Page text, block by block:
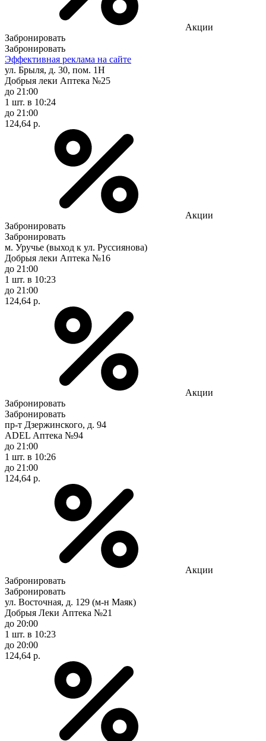
Акции
Забронировать
Забронировать
Эффективная реклама на сайте
ул. Брыля, д. 30, пом. 1Н
Добрыя леки Аптека №25
до 21:00
1 шт. в 10:24
до 21:00
124,64 р.
Акции
Забронировать
Забронировать
м. Уручье (выход к ул. Руссиянова)
Добрыя леки Аптека №16
до 21:00
1 шт. в 10:23
до 21:00
124,64 р.
Акции
Забронировать
Забронировать
пр-т Дзержинского, д. 94
ADEL Аптека №94
до 21:00
1 шт. в 10:26
до 21:00
124,64 р.
Акции
Забронировать
Забронировать
ул. Восточная, д. 129 (м-н Маяк)
Добрыя Леки Аптека №21
до 20:00
1 шт. в 10:23
до 20:00
124,64 р.